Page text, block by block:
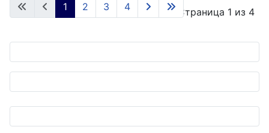
Страница 1 из 4
1 2 3 4